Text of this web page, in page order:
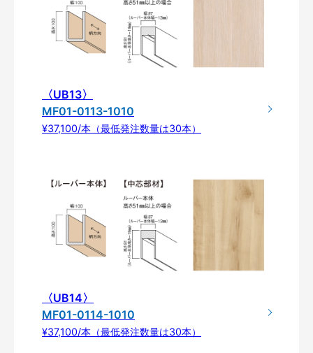
〈UB13〉
MF01-0113-1010
¥37,100/本（最低発注数量は30本）
〈UB14〉
MF01-0114-1010
¥37,100/本（最低発注数量は30本）